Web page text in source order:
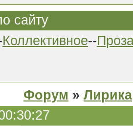
сайту
Коллективное--
Форум » Лирика